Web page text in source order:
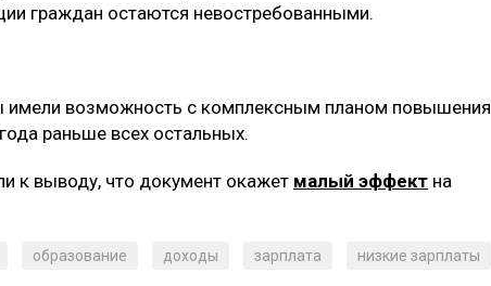
граждан остаются невостребованными.
имели возможность с комплексным планом повышения
раньше всех остальных.
к выводу, что документ окажет малый эффект на
образование доходы зарплата низкие зарплаты